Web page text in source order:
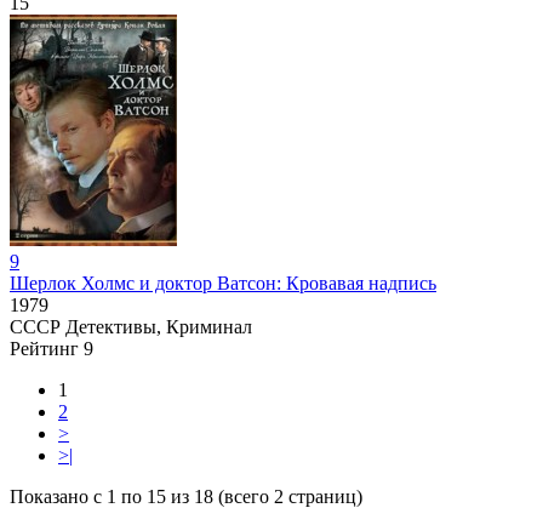
9
Шерлок Холмс и доктор Ватсон: Кровавая надпись
1979
СССР Детективы, Криминал
Рейтинг 9
1
2
>
>|
Показано с 1 по 15 из 18 (всего 2 страниц)